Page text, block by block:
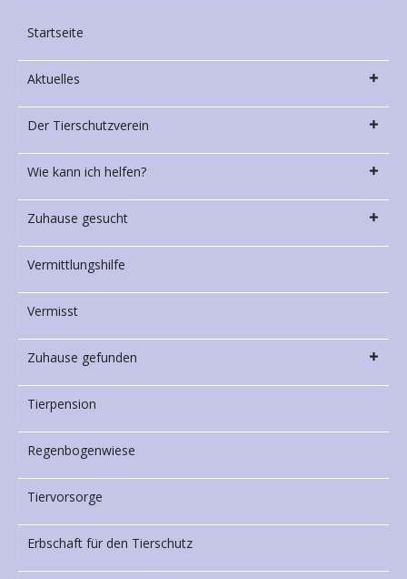
Startseite
Aktuelles
Der Tierschutzverein
Wie kann ich helfen?
Zuhause gesucht
Vermittlungshilfe
Vermisst
Zuhause gefunden
Tierpension
Regenbogenwiese
Tiervorsorge
Erbschaft für den Tierschutz